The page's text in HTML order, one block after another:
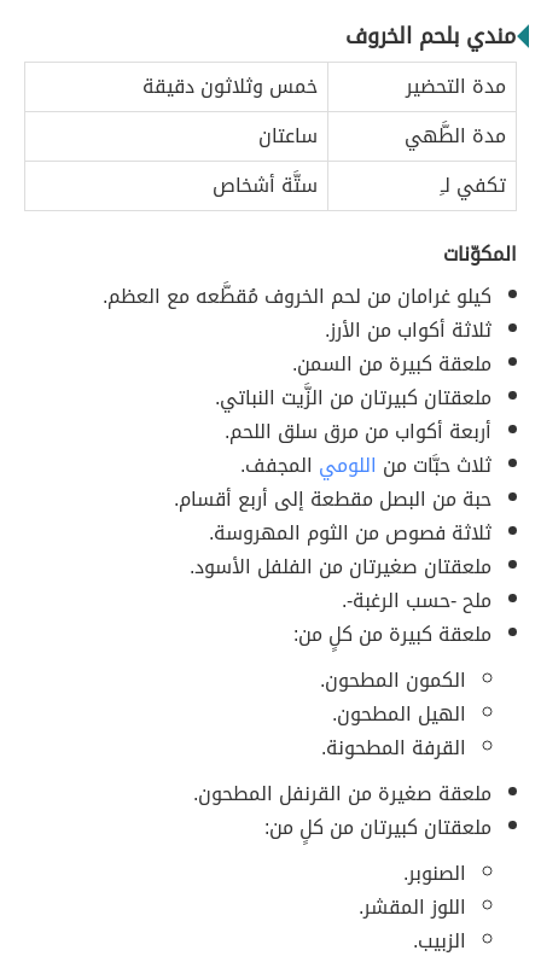
مندي بلحم الخروف
مدة التحضير
خمس وثلاثون دقيقة
مدة الطَّهي
ساعتان
تكفي لـِ
ستَّة أشخاص
المكوّنات
كيلو غرامان من لحم الخروف مُقطَّعه مع العظم.
ثلاثة أكواب من الأرز.
ملعقة كبيرة من السمن.
ملعقتان كبيرتان من الزَّيت النباتي.
أربعة أكواب من مرق سلق اللحم.
ثلاث حبَّات من اللومي المجفف.
حبة من البصل مقطعة إلى أربع أقسام.
ثلاثة فصوص من الثوم المهروسة.
ملعقتان صغيرتان من الفلفل الأسود.
ملح -حسب الرغبة-.
ملعقة كبيرة من كلٍ من:
الكمون المطحون.
الهيل المطحون.
القرفة المطحونة.
ملعقة صغيرة من القرنفل المطحون.
ملعقتان كبيرتان من كلٍ من:
الصنوبر.
اللوز المقشر.
الزبيب.